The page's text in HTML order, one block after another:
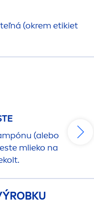
(okrem etikiet
(alebo
mlieko na